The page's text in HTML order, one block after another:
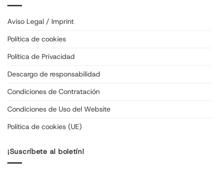
Aviso Legal / Imprint
Política de cookies
Política de Privacidad
Descargo de responsabilidad
Condiciones de Contratación
Condiciones de Uso del Website
Política de cookies (UE)
¡Suscríbete al boletín!